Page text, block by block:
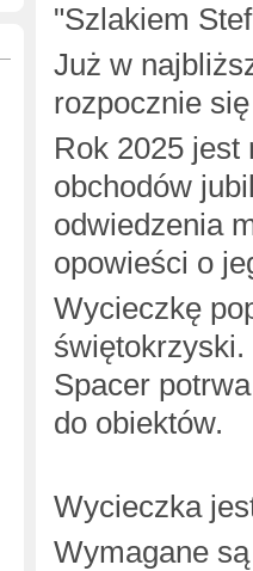
"Szlakiem
Już w
rozpocznie
Rok 2025
obchodów
odwiedzenia
opowieści o
Wycieczkę
świętokrzyski.
Spacer
do obiektów.
Wycieczka
Wymagane